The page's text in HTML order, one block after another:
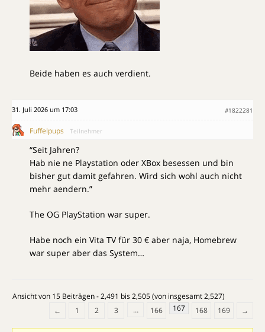
Beide haben es auch verdient.
31. Juli 2026 um 17:03 #1822281
Fuffelpups Teilnehmer
“Seit Jahren?
Hab nie ne Playstation oder XBox besessen und bin
bisher gut damit gefahren. Wird sich wohl auch nicht
mehr aendern.”
The OG PlayStation war super.
Habe noch ein Vita TV für 30 € aber naja, Homebrew
war super aber das System…
Ansicht von 15 Beiträgen - 2,491 bis 2,505 (von insgesamt 2,527)
←
1 2 3 … 166 167 168 169 →